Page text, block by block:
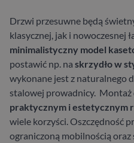
Drzwi przesuwne będą
klasycznej, jak i nowoczesnej
minimalistyczny model
postawić np. na skrzydło w
wykonane jest z naturalnego
stalowej prowadnicy. Montaż
praktycznym i estetycznym
wiele korzyści. Oszczędność
ograniczoną mobilnością